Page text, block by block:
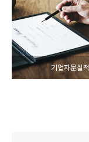
기업자문실적